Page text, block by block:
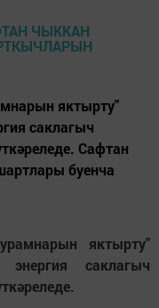
яктырту"
саклагыч
Сафтан
буенча
яктырту"
саклагыч